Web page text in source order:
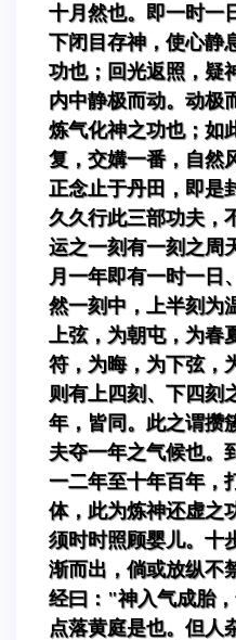
十月然也。即一时一
下闭目存神，使心静
功也；回光返照，疑
内中静极而动。动极
炼气化神之功也；如
复，交媾一番，自然
正念止于丹田，即是
久久行此三部功夫，
运之一刻有一刻之周
月一年即有一时一日
然一刻中，上半刻为
上弦，为朝屯，为
符，为晦，为下弦，
则有上四刻、下四刻
年，皆同。此之谓攒
夫夺一年之气候也。
一二年至十年百年，
体，此为炼神还虚之
须时时照顾婴儿。十
渐而出，倘或放纵不
经曰："神入气成胎
点落黄庭是也。但人